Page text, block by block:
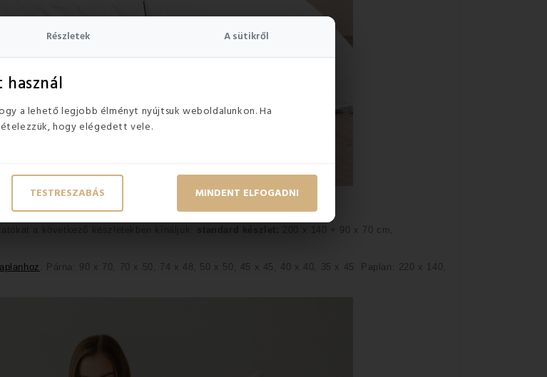
Részletek A sütikről
használ
a lehető legjobb élményt nyújtsuk weboldalunkon. Ha
hogy elégedett vele.
TESTRESZABÁS MINDENT ELFOGADNI
200 x 140 + 90 x 70 cm,
. Párna: 90 x 70, 70 x 50, 74 x 48, 50 x 50, 45 x 45, 40 x 40, 35 x 45. Paplan: 220 x 140,